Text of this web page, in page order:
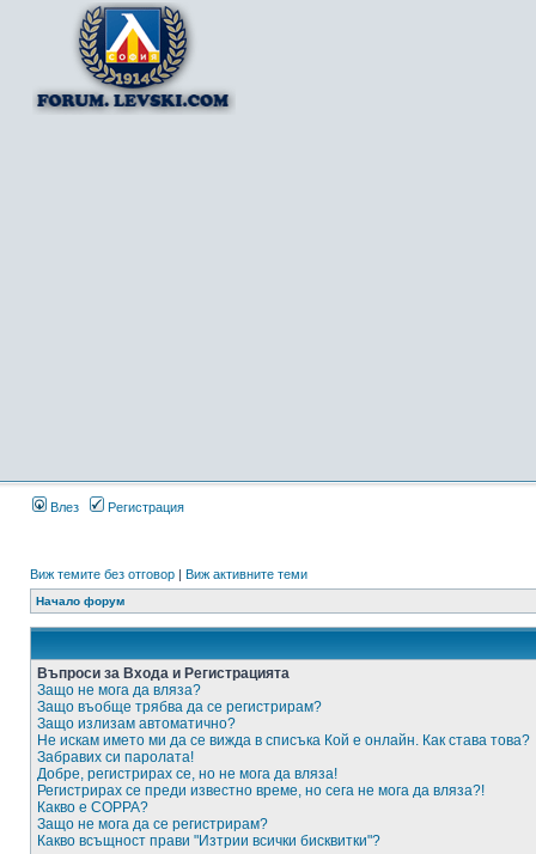
Влез Регистрация
Виж темите без отговор | Виж активните теми
Начало форум
Въпроси за Входа и Регистрацията
Защо не мога да вляза?
Защо въобще трябва да се регистрирам?
Защо излизам автоматично?
Не искам името ми да се вижда в списъка Кой е онлайн. Как става това?
Забравих си паролата!
Добре, регистрирах се, но не мога да вляза!
Регистрирах се преди известно време, но сега не мога да вляза?!
Какво е COPPA?
Защо не мога да се регистрирам?
Какво всъщност прави "Изтрии всички бисквитки"?